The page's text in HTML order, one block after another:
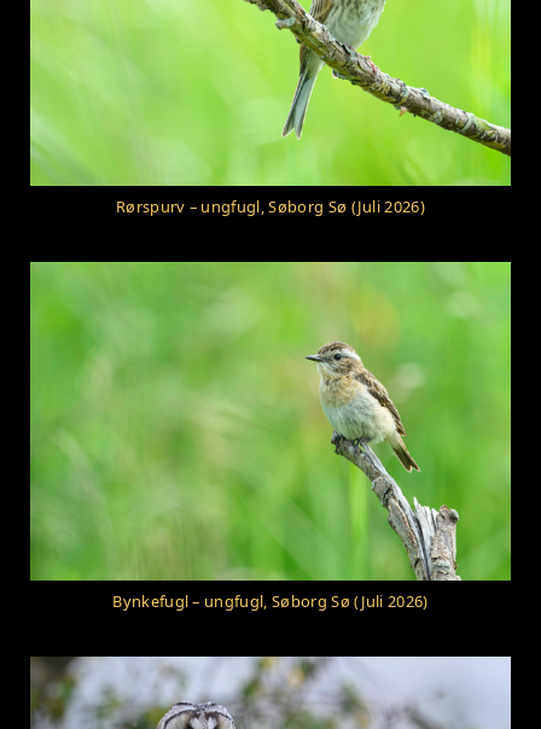
Rørspurv – ungfugl, Søborg Sø (Juli 2026)
Bynkefugl – ungfugl, Søborg Sø (Juli 2026)